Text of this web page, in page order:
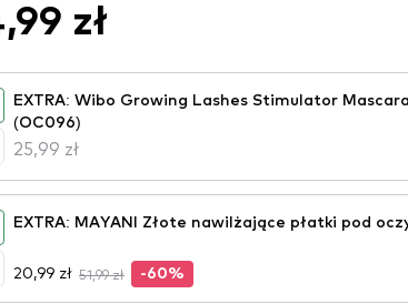
zł
EXTRA: Wibo Growing Lashes Stimulator Mascara
(OC096)
25,99 zł
EXTRA: MAYANI Złote nawilżające płatki pod
20,99 zł 51,99 zł -60%